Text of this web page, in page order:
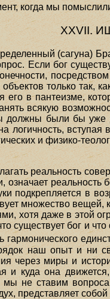
когда мы
XXVII.
(сагуна)
Если бог
только так,
его в пантеизме,
всякую
должны были бы уже
логичность,
и физико-
реальность
означает
подкрепляется в
множество
хотя даже в этой
существует бог и
гармонического
наш опыт и ни
через миры и
и куда она
не ставим
представляет